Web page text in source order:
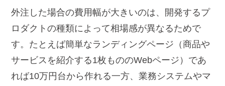
外注した場合の費用幅が大きいのは、開発するプ
ロダクトの種類によって相場感が異なるためで
す。たとえば簡単なランディングページ（商品や
サービスを紹介する1枚もののWebページ）であ
れば10万円台から作れる一方、業務システムやマ